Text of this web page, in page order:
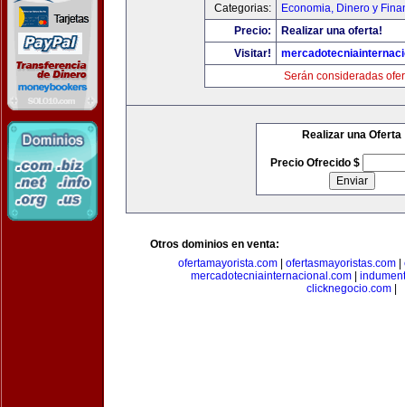
Categorias:
Economia, Dinero y
Precio:
Realizar una oferta!
Visitar!
Serán consideradas
Realizar una Oferta
Precio Ofrecido $
Otros dominios en venta:
ofertamayorista.com
ofertasmayoristas.com
mercadotecniainternacional.com
clicknegocio.com